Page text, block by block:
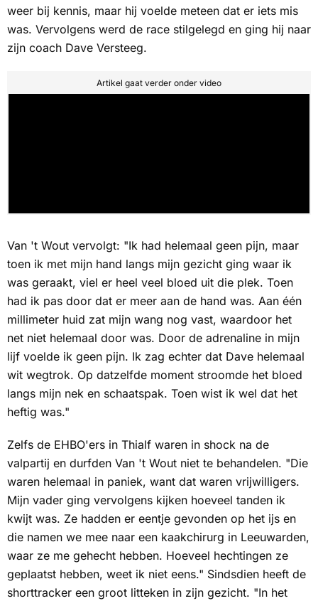
weer bij kennis, maar hij voelde meteen dat er iets mis
was. Vervolgens werd de race stilgelegd en ging hij naar
zijn coach Dave Versteeg.
Artikel gaat verder onder video
Van 't Wout vervolgt: "Ik had helemaal geen pijn, maar
toen ik met mijn hand langs mijn gezicht ging waar ik
was geraakt, viel er heel veel bloed uit die plek. Toen
had ik pas door dat er meer aan de hand was. Aan één
millimeter huid zat mijn wang nog vast, waardoor het
net niet helemaal door was. Door de adrenaline in mijn
lijf voelde ik geen pijn. Ik zag echter dat Dave helemaal
wit wegtrok. Op datzelfde moment stroomde het bloed
langs mijn nek en schaatspak. Toen wist ik wel dat het
heftig was."
Zelfs de EHBO'ers in Thialf waren in shock na de
valpartij en durfden Van 't Wout niet te behandelen. "Die
waren helemaal in paniek, want dat waren vrijwilligers.
Mijn vader ging vervolgens kijken hoeveel tanden ik
kwijt was. Ze hadden er eentje gevonden op het ijs en
die namen we mee naar een kaakchirurg in Leeuwarden,
waar ze me gehecht hebben. Hoeveel hechtingen ze
geplaatst hebben, weet ik niet eens." Sindsdien heeft de
shorttracker een groot litteken in zijn gezicht. "In het